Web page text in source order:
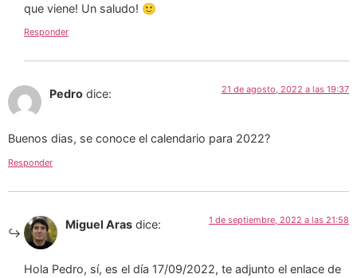
que viene! Un saludo! 🙂
Responder
Pedro dice: 21 de agosto, 2022 a las 19:37
Buenos dias, se conoce el calendario para 2022?
Responder
Miguel Aras dice: 1 de septiembre, 2022 a las 21:58
Hola Pedro, sí, es el día 17/09/2022, te adjunto el enlace de